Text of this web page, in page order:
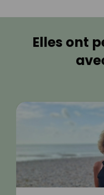
Elles ont